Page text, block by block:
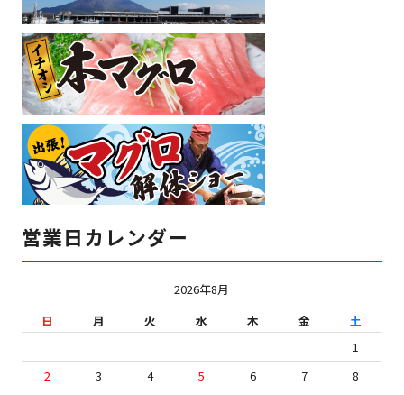
営業日カレンダー
2026年8月
日
月 火 水 木 金
土
1
2
3 4 5 6 7
8